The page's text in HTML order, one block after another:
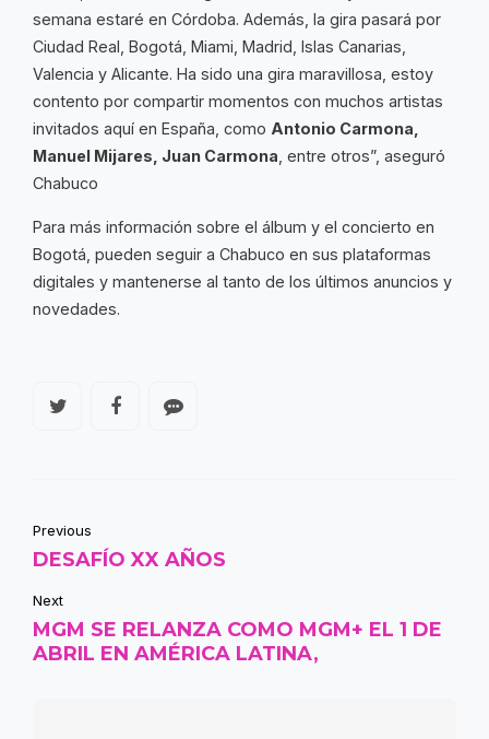
semana estaré en Córdoba. Además, la gira pasará por
Ciudad Real, Bogotá, Miami, Madrid, Islas Canarias,
Valencia y Alicante. Ha sido una gira maravillosa, estoy
contento por compartir momentos con muchos artistas
invitados aquí en España, como Antonio Carmona,
Manuel Mijares, Juan Carmona , entre otros”, aseguró
Chabuco
Para más información sobre el álbum y el concierto en
Bogotá, pueden seguir a Chabuco en sus plataformas
digitales y mantenerse al tanto de los últimos anuncios y
novedades.
Previous
DESAFÍO XX AÑOS
Next
MGM SE RELANZA COMO MGM+ EL 1 DE
ABRIL EN AMÉRICA LATINA,